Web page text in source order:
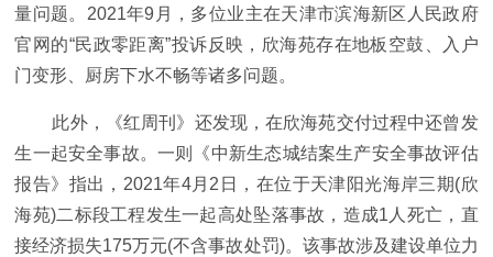
量问题。2021年9月，多位业主在天津市滨海新区人民政府
官网的“民政零距离”投诉反映，欣海苑存在地板空鼓、入户
门变形、厨房下水不畅等诸多问题。
此外，《红周刊》还发现，在欣海苑交付过程中还曾发
生一起安全事故。一则《中新生态城结案生产安全事故评估
报告》指出，2021年4月2日，在位于天津阳光海岸三期(欣
海苑)二标段工程发生一起高处坠落事故，造成1人死亡，直
接经济损失175万元(不含事故处罚)。该事故涉及建设单位力